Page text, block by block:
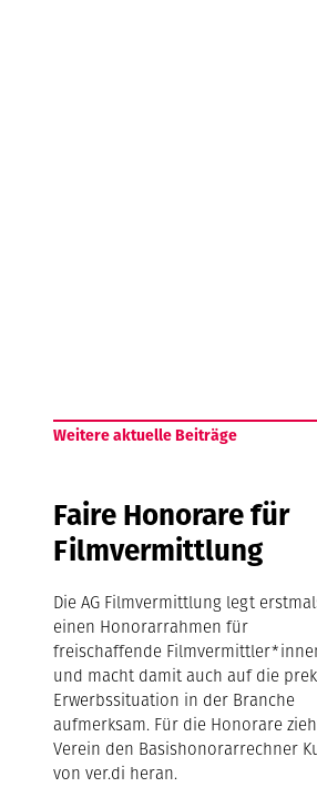
Weitere aktuelle Beiträge
Faire Honorare für
Filmvermittlung
Die AG Filmvermittlung legt
einen Honorarrahmen für
freischaffende
und macht damit auch auf die
Erwerbssituation in der Branche
aufmerksam. Für die Honorare
Verein den Basishonorarrechner
von ver.di heran.